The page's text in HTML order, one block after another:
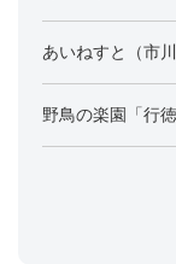
あいねすと（市
野鳥の楽園「行